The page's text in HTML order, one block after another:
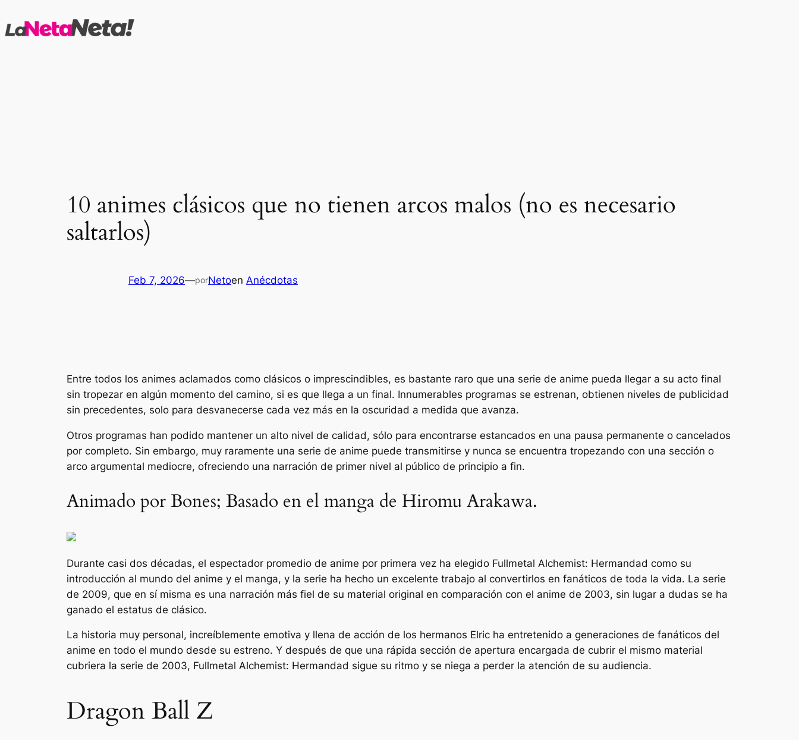
al
10 animes clásicos que no tienen arcos malos (no es necesario
saltarlos)
Feb 7, 2026—porNetoen Anécdotas
Entre todos los animes aclamados como clásicos o imprescindibles, es bastante raro que una serie de anime pueda llegar a su acto final
sin tropezar en algún momento del camino, si es que llega a un final. Innumerables programas se estrenan, obtienen niveles de publicidad
sin precedentes, solo para desvanecerse cada vez más en la oscuridad a medida que avanza.
Otros programas han podido mantener un alto nivel de calidad, sólo para encontrarse estancados en una pausa permanente o cancelados
por completo. Sin embargo, muy raramente una serie de anime puede transmitirse y nunca se encuentra tropezando con una sección o
arco argumental mediocre, ofreciendo una narración de primer nivel al público de principio a fin.
Animado por Bones; Basado en el manga de Hiromu Arakawa.
Durante casi dos décadas, el espectador promedio de anime por primera vez ha elegido Fullmetal Alchemist: Hermandad como su
introducción al mundo del anime y el manga, y la serie ha hecho un excelente trabajo al convertirlos en fanáticos de toda la vida. La serie
de 2009, que en sí misma es una narración más fiel de su material original en comparación con el anime de 2003, sin lugar a dudas se ha
ganado el estatus de clásico.
La historia muy personal, increíblemente emotiva y llena de acción de los hermanos Elric ha entretenido a generaciones de fanáticos del
anime en todo el mundo desde su estreno. Y después de que una rápida sección de apertura encargada de cubrir el mismo material
cubriera la serie de 2003, Fullmetal Alchemist: Hermandad sigue su ritmo y se niega a perder la atención de su audiencia.
Dragon Ball Z